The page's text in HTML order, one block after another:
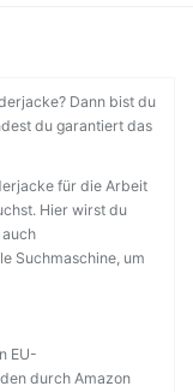
Dann bist du
du garantiert das
für die Arbeit
Hier wirst du
Suchmaschine, um
EU-
durch Amazon